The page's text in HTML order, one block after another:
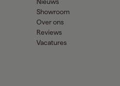
Nieuws
Showroom
Over ons
Reviews
Vacatures